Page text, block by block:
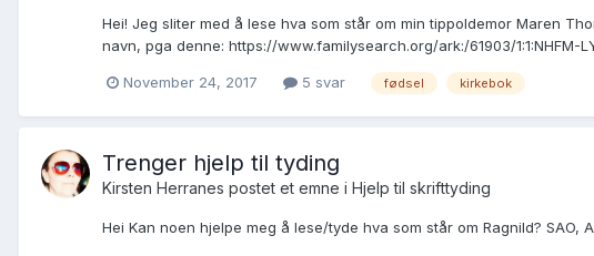
Hei! Jeg sliter med å lese hva som står om min tippoldemor Maren
navn, pga denne: https://www.familysearch.org/ark:/61903/1:1:NHFM-
November 24, 2017 5 svar fødsel kirkebok
Trenger hjelp til tyding
Kirsten Herranes postet et emne i Hjelp til skrifttyding
Hei Kan noen hjelpe meg å lese/tyde hva som står om Ragnild? SAO,